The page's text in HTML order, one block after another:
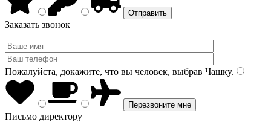
Заказать звонок
Пожалуйста, докажите, что вы человек, выбрав Чашку.
Письмо директору